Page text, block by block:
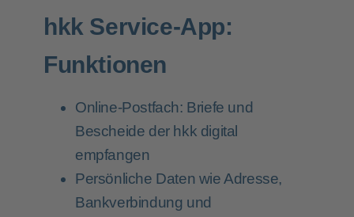
hkk Service-App:
Funktionen
Online-Postfach: Briefe und
Bescheide der hkk digital
empfangen
Persönliche Daten wie Adresse,
Bankverbindung und